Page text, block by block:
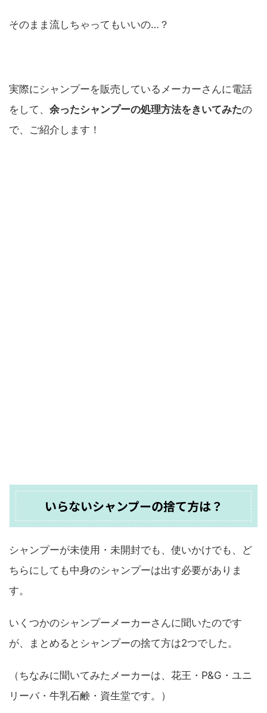
そのまま流しちゃってもいいの…？
実際にシャンプーを販売しているメーカーさんに電話
をして、 余ったシャンプーの処理方法をきいてみたの
で、ご紹介します！
いらないシャンプーの捨て方は？
シャンプーが未使用・未開封でも、使いかけでも、ど
ちらにしても中身のシャンプーは出す必要がありま
す。
いくつかのシャンプーメーカーさんに聞いたのです
が、まとめるとシャンプーの捨て方は2つでした。
（ちなみに聞いてみたメーカーは、花王・P&G・ユニ
リーバ・牛乳石鹸・資生堂です。）